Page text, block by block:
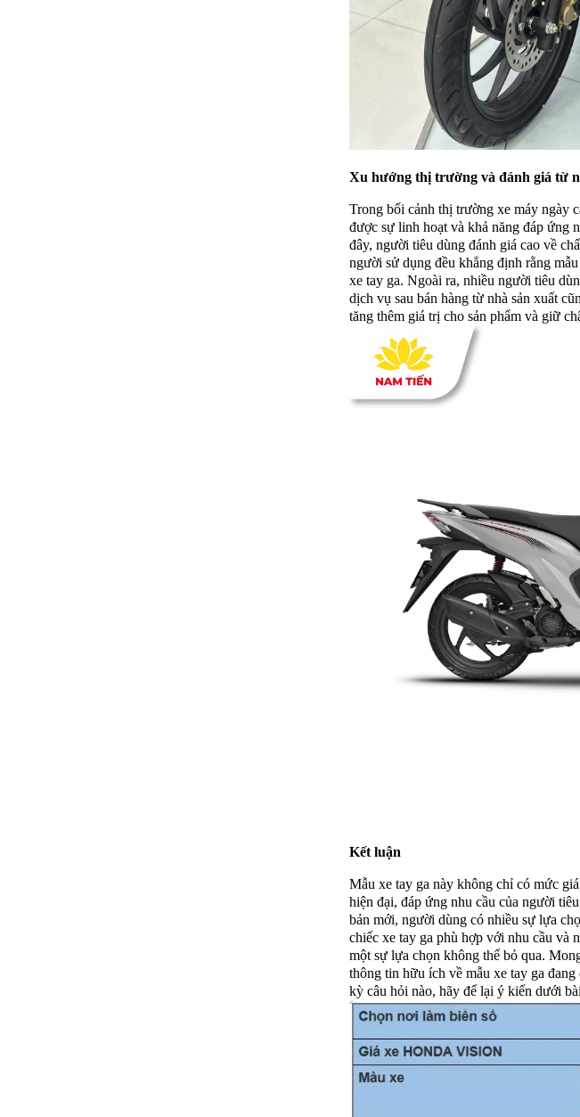
Xu hướng thị trường và đánh giá từ
Trong bối cảnh thị trường xe máy ngày
được sự linh hoạt và khả năng đáp ứng
đây, người tiêu dùng đánh giá cao về
người sử dụng đều khẳng định rằng
xe tay ga. Ngoài ra, nhiều người tiêu
dịch vụ sau bán hàng từ nhà sản xuất
tăng thêm giá trị cho sản phẩm và giữ
Kết luận
Mẫu xe tay ga này không chỉ có mức
hiện đại, đáp ứng nhu cầu của người
bản mới, người dùng có nhiều sự lựa
chiếc xe tay ga phù hợp với nhu cầu và
một sự lựa chọn không thể bỏ qua.
thông tin hữu ích về mẫu xe tay ga
kỳ câu hỏi nào, hãy để lại ý kiến dưới